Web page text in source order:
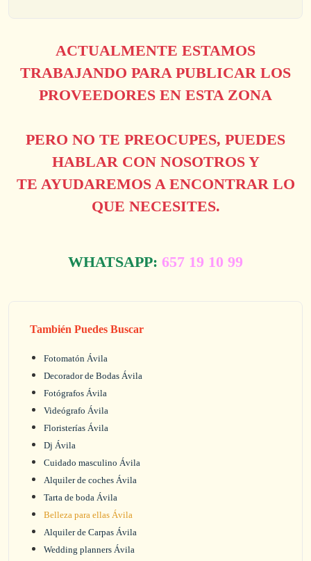
ACTUALMENTE ESTAMOS
TRABAJANDO PARA PUBLICAR LOS
PROVEEDORES EN ESTA ZONA
PERO NO TE PREOCUPES, PUEDES
HABLAR CON NOSOTROS Y
TE AYUDAREMOS A ENCONTRAR LO
QUE NECESITES.
WHATSAPP: 657 19 10 99
También Puedes Buscar
Fotomatón Ávila
Decorador de Bodas Ávila
Fotógrafos Ávila
Videógrafo Ávila
Floristerías Ávila
Dj Ávila
Cuidado masculino Ávila
Alquiler de coches Ávila
Tarta de boda Ávila
Belleza para ellas Ávila
Alquiler de Carpas Ávila
Wedding planners Ávila